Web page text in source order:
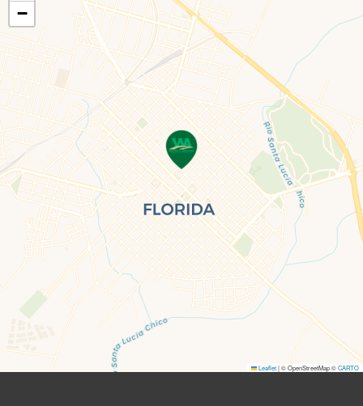
−
Leaflet|© OpenStreetMap ©CARTO